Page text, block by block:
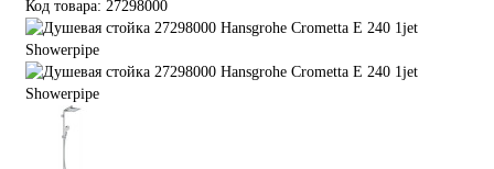
Код товара: 27298000